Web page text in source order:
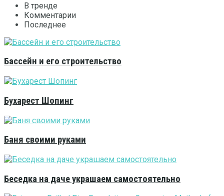
В тренде
Комментарии
Последнее
Бассейн и его строительство
Бухарест Шопинг
Баня своими руками
Беседка на даче украшаем самостоятельно